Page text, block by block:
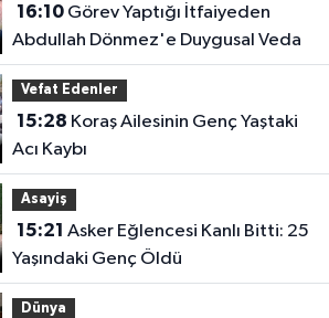
16:10Görev Yaptığı İtfaiyeden
Abdullah Dönmez'e Duygusal Veda
Vefat Edenler
15:28
Acı Kaybı
Asayiş
15:21
Yaşındaki Genç Öldü
Dünya